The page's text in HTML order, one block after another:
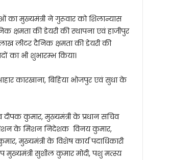
मुख्यमंत्री ने गुरूवार को शिलान्यास
की डेयरी की स्थापना एवं हाजीपुर
लीटर दैनिक क्षमता की डेयरी की
का भी शुभारम्भ किया।
कारखाना, बिहिया भोजपुर एवं सुधा के
कुमार, मुख्यमंत्री के प्रधान सचिव
के मिशन निदेशक विनय कुमार,
मुख्यमंत्री के विशेष कार्य पदाधिकारी
मुख्यमंत्री सुशील कुमार मोदी, पशु मत्स्य